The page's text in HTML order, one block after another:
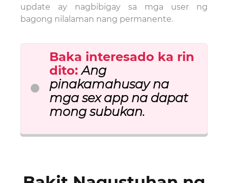
update ay nagbibigay sa mga user ng
bagong nilalaman nang permanente.
Baka interesado ka rin
dito: Ang
pinakamahusay na
mga sex app na dapat
mong subukan.